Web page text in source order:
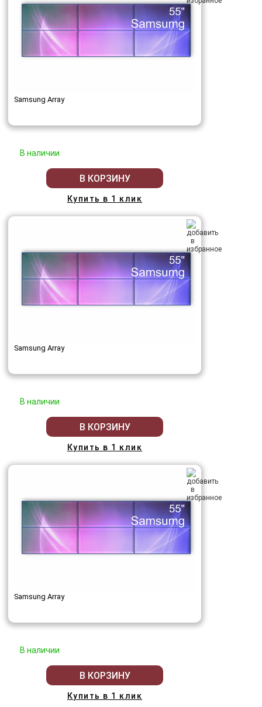
Samsung Array
В наличии
В КОРЗИНУ
Купить в 1 клик
Samsung Array
В наличии
В КОРЗИНУ
Купить в 1 клик
Samsung Array
В наличии
В КОРЗИНУ
Купить в 1 клик